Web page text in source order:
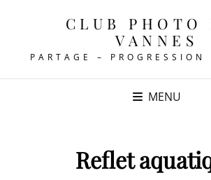
CLUB PHOTO
VANNES
PARTAGE – PROGRESSION
MENU
Reflet